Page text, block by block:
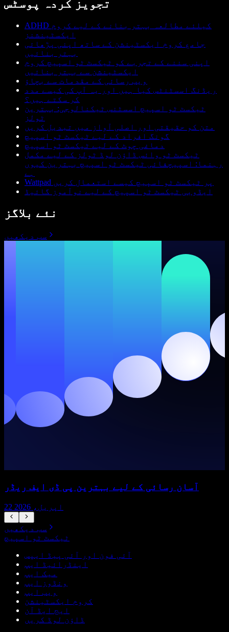
تجویز کردہ پوسٹس
ADHD کیلئے مطالعہ بہتر بنانے کے لیے کروم
ایکسٹینشنز
جامع کروم ایکسٹینشن کے ساتھ اپنی پڑھائی
بہتر بنائیں
اپنی سننے کے تجربے کو ٹیکسٹ ٹو اسپیچ کروم
ایکسٹینشن سے بہتر بنائیں
ویب رسائی کے مقدمات سے بچاؤ
ریڈنگ اسسٹنٹس کیا ہیں اور یہ آپ کی کیسے مدد
کر سکتے ہیں؟
ٹیکسٹ ٹو اسپیچ اسسٹنس ٹیکنالوجی: بہترین
ٹولز
متن کو حقیقتی اور اصلی آواز میں تبدیل کریں
گونگ افراد کے لیے ٹیکسٹ ٹو اسپیچ
دماغی چوٹ کے لیے ٹیکسٹ ٹو اسپیچ
ٹیکسٹ ٹو وائس ڈاؤن لوڈ ٹولز کے لیے مکمل
رہنما: اسپیچفائی ٹیکسٹ ٹو اسپیچ بہترین کیوں
ہے
Wattpad پر ٹیکسٹ ٹو اسپیچ کیسے استعمال کریں
ایڈوبی ٹیکسٹ ٹو اسپیچ کے لیے نوآموز گائیڈ
نئے بلاگز
سب دیکھیں
آسان رسائی کے لیے بہترین پی ڈی ایف ریڈر
22 اپریل، 2026
سب دیکھیں
ٹیکسٹ ٹو اسپیچ
آئی فون اور آئی پیڈ ایپس
اینڈرائیڈ ایپ
میک ایپ
ونڈوز ایپ
ویب ایپ
کروم ایکسٹینشن
ایج ایڈ آن
ڈاؤن لوڈ کریں